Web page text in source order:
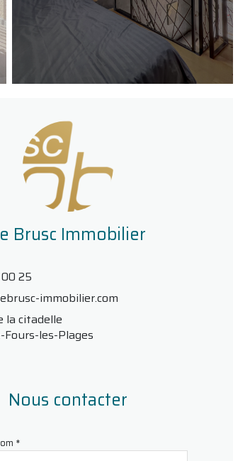
Brusc Immobilier
25
immobilier.com
la citadelle
Fours-les-Plages
Nous contacter
*